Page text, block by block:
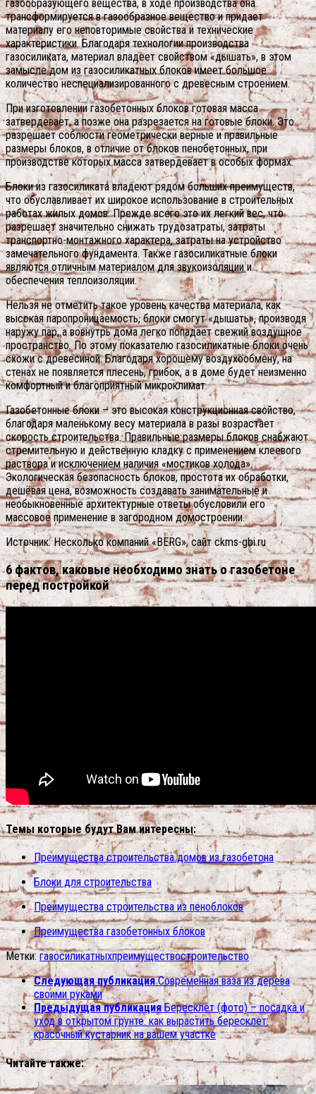
газообразующего вещества, в ходе производства она
трансформируется в газообразное вещество и придает
материалу его неповторимые свойства и технические
характеристики.Благодаря технологии производства
газосиликата, материал владеет свойством «дышать», в этом
замысле дом из газосиликатных блоков имеет большое
количество неспециализированного с древесным строением.
При изготовлении газобетонных блоков готовая масса
затвердевает, а позже она разрезается на готовые блоки. Это
разрешает соблюсти геометрически верные и правильные
размеры блоков, в отличие от блоков пенобетонных, при
производстве которых масса затвердевает в особых формах.
Блоки из газосиликата владеют рядом больших преимуществ,
что обуславливает их широкое использование в строительных
работах жилых домов. Прежде всего это их легкий вес, что
разрешает значительно снижать трудозатраты, затраты
транспортно-монтажного характера, затраты на устройство
замечательного фундамента. Также газосиликатные блоки
являются отличным материалом для звукоизоляции и
обеспечения теплоизоляции.
Нельзя не отметить такое уровень качества материала, как
высокая паропроницаемость, блоки смогут «дышать», производя
наружу пар, а вовнутрь дома легко попадает свежий воздушное
пространство. По этому показателю газосиликатные блоки очень
схожи с древесиной. Благодаря хорошему воздухообмену, на
стенах не появляется плесень, грибок, а в доме будет неизменно
комфортный и благоприятный микроклимат.
Газобетонные блоки – это высокая конструкционная свойство,
благодаря маленькому весу материала в разы возрастает
скорость строительства. Правильные размеры блоков снабжают
стремительную и действенную кладку с применением клеевого
раствора и исключением наличия «мостиков холода».
Экологическая безопасность блоков, простота их обработки,
дешёвая цена, возможность создавать занимательные и
необыкновенные архитектурные ответы обусловили его
массовое применение в загородном домостроении.
Источник: Несколько компаний «BERG», сайт ckms-gbi.ru
6 фактов, каковые необходимо знать о газобетоне
перед постройкой
Темы которые будут Вам интересны:
Преимущества строительства домов из газобетона
Блоки для строительства
Преимущества строительства из пеноблоков
Преимущества газобетонных блоков
Метки: газосиликатныхпреимуществостроительство
Следующая публикация Современная ваза из дерева
своими руками
Предыдущая публикация Бересклет (фото) – посадка и
уход в открытом грунте. как вырастить бересклет:
красочный кустарник на вашем участке
Читайте также: